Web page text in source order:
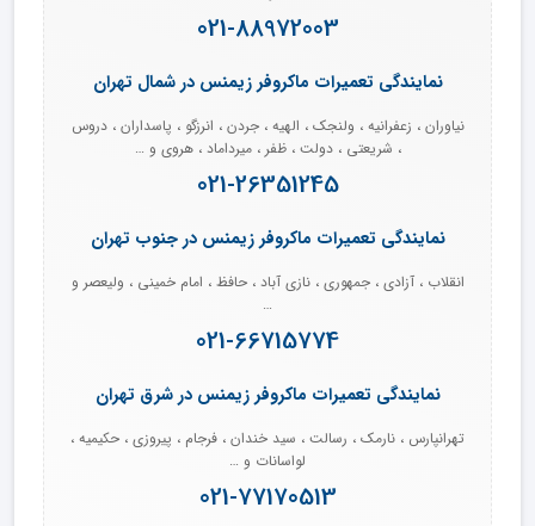
021-88972003
نمایندگی تعمیرات ماکروفر زیمنس در شمال تهران
نیاوران ، زعفرانیه ، ولنجک ، الهیه ، جردن ، انرزگو ، پاسداران ، دروس
، شریعتی ، دولت ، ظفر ، میرداماد ، هروی و …
021-26351245
نمایندگی تعمیرات ماکروفر زیمنس در جنوب تهران
انقلاب ، آزادی ، جمهوری ، نازی آباد ، حافظ ، امام خمینی ، ولیعصر و
…
021-66715774
نمایندگی تعمیرات ماکروفر زیمنس در شرق تهران
تهرانپارس ، نارمک ، رسالت ، سید خندان ، فرجام ، پیروزی ، حکیمیه ،
لواسانات و …
021-77170513